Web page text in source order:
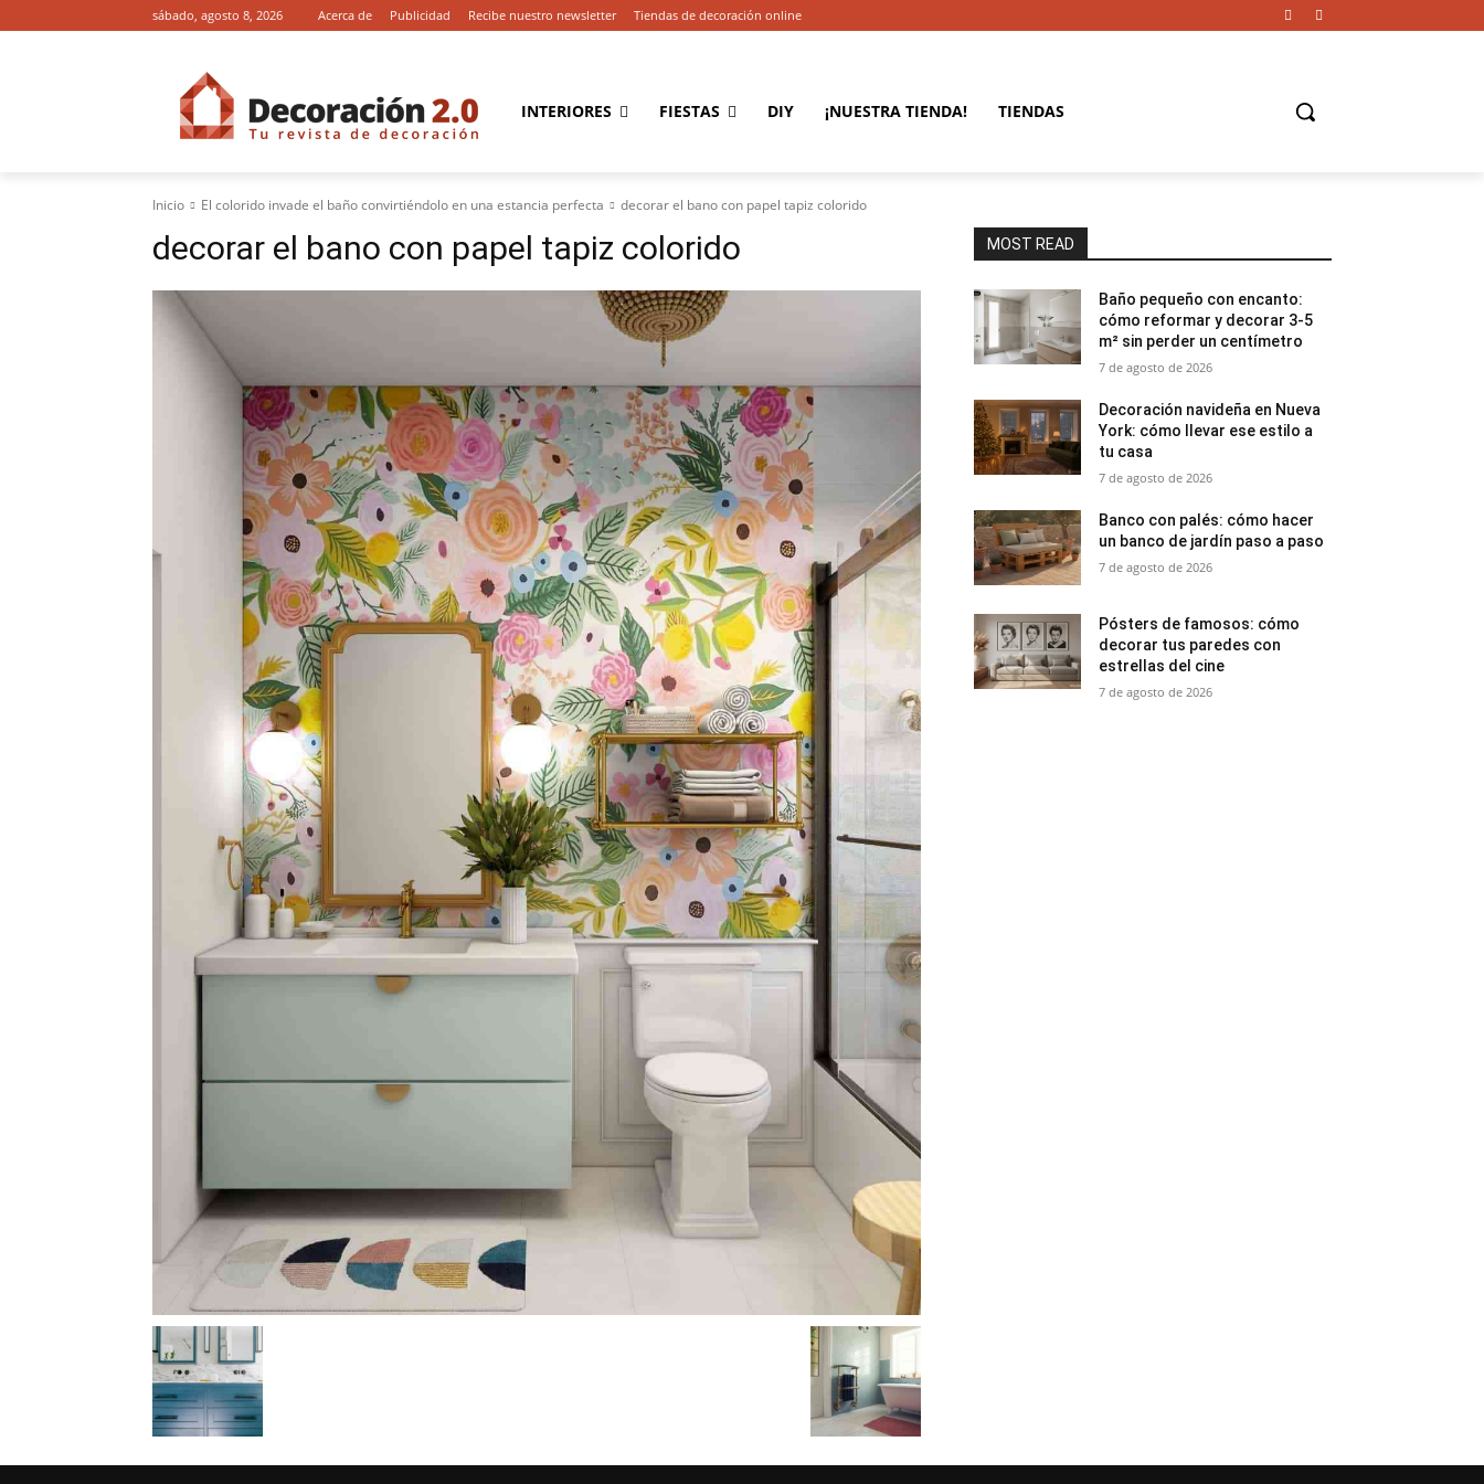
sábado, agosto 8, 2026 Acerca de Publicidad Recibe nuestro newsletter Tiendas de decoración online
INTERIORES FIESTAS DIY ¡NUESTRA TIENDA! TIENDAS
Inicio El colorido invade el baño convirtiéndolo en una estancia perfecta decorar el bano con papel tapiz colorido
decorar el bano con papel tapiz colorido MOST READ
Baño pequeño con encanto:
cómo reformar y decorar 3-5
m² sin perder un centímetro
7 de agosto de 2026
Decoración navideña en Nueva
York: cómo llevar ese estilo a
tu casa
7 de agosto de 2026
Banco con palés: cómo hacer
un banco de jardín paso a paso
7 de agosto de 2026
Pósters de famosos: cómo
decorar tus paredes con
estrellas del cine
7 de agosto de 2026